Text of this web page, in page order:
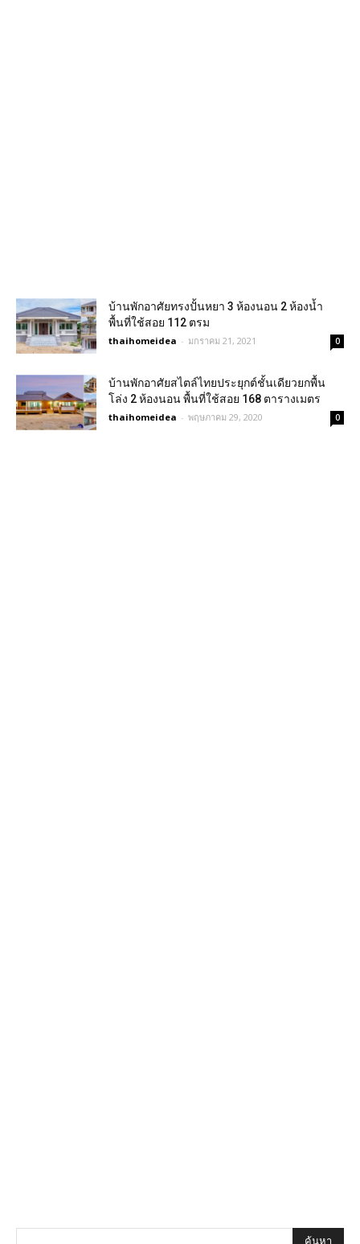
บ้านพักอาศัยทรงปั้นหยา 3 ห้องนอน 2 ห้องน้ำ
พื้นที่ใช้สอย 112 ตรม
thaihomeidea - มกราคม 21, 2021 0
บ้านพักอาศัยสไตล์ไทยประยุกต์ชั้นเดียวยกพื้น
โล่ง 2 ห้องนอน พื้นที่ใช้สอย 168 ตารางเมตร
thaihomeidea - พฤษภาคม 29, 2020 0